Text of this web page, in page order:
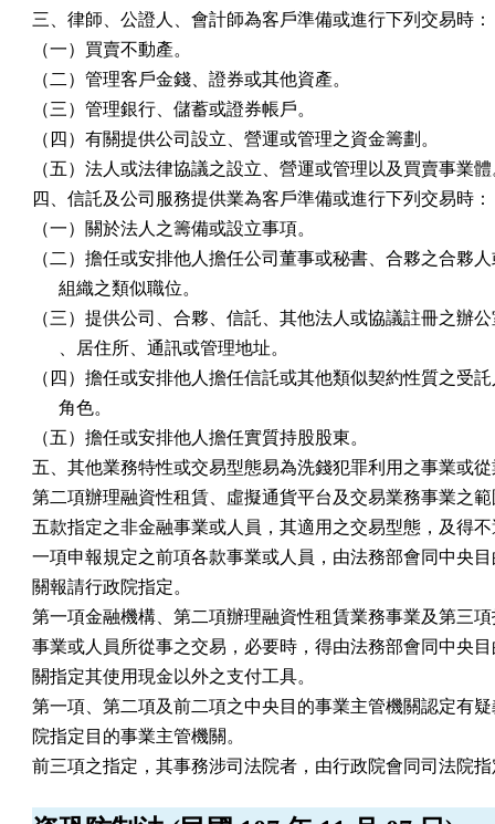
三、律師、公證人、會計師為客戶準備或進行下列交易時：
（一）買賣不動產。
（二）管理客戶金錢、證券或其他資產。
（三）管理銀行、儲蓄或證券帳戶。
（四）有關提供公司設立、營運或管理之資金籌劃。
（五）法人或法律協議之設立、營運或管理以及買賣事業
四、信託及公司服務提供業為客戶準備或進行下列交易時：
（一）關於法人之籌備或設立事項。
（二）擔任或安排他人擔任公司董事或秘書、合夥之合夥
      組織之類似職位。
（三）提供公司、合夥、信託、其他法人或協議註冊之辦
      、居住所、通訊或管理地址。
（四）擔任或安排他人擔任信託或其他類似契約性質之受
      角色。
（五）擔任或安排他人擔任實質持股股東。
五、其他業務特性或交易型態易為洗錢犯罪利用之事業或
第二項辦理融資性租賃、虛擬通貨平台及交易業務事業之
五款指定之非金融事業或人員，其適用之交易型態，及得
一項申報規定之前項各款事業或人員，由法務部會同中央
關報請行政院指定。
第一項金融機構、第二項辦理融資性租賃業務事業及第三
事業或人員所從事之交易，必要時，得由法務部會同中央
關指定其使用現金以外之支付工具。
第一項、第二項及前二項之中央目的事業主管機關認定有
院指定目的事業主管機關。
前三項之指定，其事務涉司法院者，由行政院會同司法院